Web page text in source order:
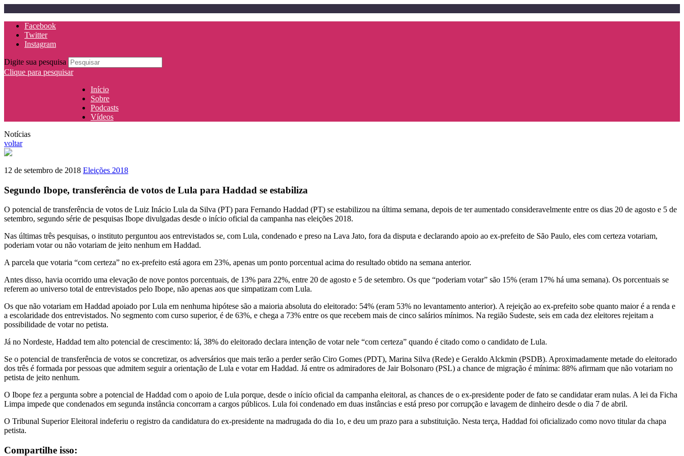
Facebook
Twitter
Instagram
Digite sua pesquisa
Clique para pesquisar
Início
Sobre
Podcasts
Vídeos
Notícias
voltar
12 de setembro de 2018 Eleições 2018
Segundo Ibope, transferência de votos de Lula para Haddad se estabiliza
O potencial de transferência de votos de Luiz Inácio Lula da Silva (PT) para Fernando Haddad (PT) se estabilizou na última semana, depois de ter aumentado consideravelmente entre os dias 20 de agosto e 5 de
setembro, segundo série de pesquisas Ibope divulgadas desde o início oficial da campanha nas eleições 2018.
Nas últimas três pesquisas, o instituto perguntou aos entrevistados se, com Lula, condenado e preso na Lava Jato, fora da disputa e declarando apoio ao ex-prefeito de São Paulo, eles com certeza votariam,
poderiam votar ou não votariam de jeito nenhum em Haddad.
A parcela que votaria “com certeza” no ex-prefeito está agora em 23%, apenas um ponto porcentual acima do resultado obtido na semana anterior.
Antes disso, havia ocorrido uma elevação de nove pontos porcentuais, de 13% para 22%, entre 20 de agosto e 5 de setembro. Os que “poderiam votar” são 15% (eram 17% há uma semana). Os porcentuais se
referem ao universo total de entrevistados pelo Ibope, não apenas aos que simpatizam com Lula.
Os que não votariam em Haddad apoiado por Lula em nenhuma hipótese são a maioria absoluta do eleitorado: 54% (eram 53% no levantamento anterior). A rejeição ao ex-prefeito sobe quanto maior é a renda e
a escolaridade dos entrevistados. No segmento com curso superior, é de 63%, e chega a 73% entre os que recebem mais de cinco salários mínimos. Na região Sudeste, seis em cada dez eleitores rejeitam a
possibilidade de votar no petista.
Já no Nordeste, Haddad tem alto potencial de crescimento: lá, 38% do eleitorado declara intenção de votar nele “com certeza” quando é citado como o candidato de Lula.
Se o potencial de transferência de votos se concretizar, os adversários que mais terão a perder serão Ciro Gomes (PDT), Marina Silva (Rede) e Geraldo Alckmin (PSDB). Aproximadamente metade do eleitorado
dos três é formada por pessoas que admitem seguir a orientação de Lula e votar em Haddad. Já entre os admiradores de Jair Bolsonaro (PSL) a chance de migração é mínima: 88% afirmam que não votariam no
petista de jeito nenhum.
O Ibope fez a pergunta sobre a potencial de Haddad com o apoio de Lula porque, desde o início oficial da campanha eleitoral, as chances de o ex-presidente poder de fato se candidatar eram nulas. A lei da Ficha
Limpa impede que condenados em segunda instância concorram a cargos públicos. Lula foi condenado em duas instâncias e está preso por corrupção e lavagem de dinheiro desde o dia 7 de abril.
O Tribunal Superior Eleitoral indeferiu o registro da candidatura do ex-presidente na madrugada do dia 1o, e deu um prazo para a substituição. Nesta terça, Haddad foi oficializado como novo titular da chapa
petista.
Compartilhe isso: